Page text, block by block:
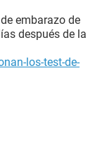
embarazo de
después de la
los-test-de-